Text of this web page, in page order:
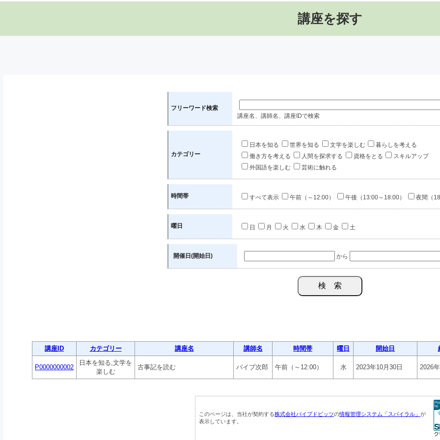
講座を探す
フリーワード検索
講座名、講師名、講座IDで検索
カテゴリー
日本を知る 世界を知る 文学を楽しむ
暮らしを考える
働き方を考える
人間を探求する 資格をとる
スキルアップ
外国語を楽しむ
芸術に触れる
時間帯 すべて表示 午前（～12:00） 午後（13:00～18:00） 夜間（
曜日 日 月 火 水 木 金 土
開催日(開始日) から
講座ID カテゴリー 講座名 講師名 時間帯 曜日 開始日
P0000000002
日本を知る,文学を
楽しむ
古事記を読む パイプ次郎 午前（～12:00） 水 2023年10月30日 2026
このページは、当社が契約する株式会社パイプドビッツの情報管理システム「スパイラル」 が
表示しています。